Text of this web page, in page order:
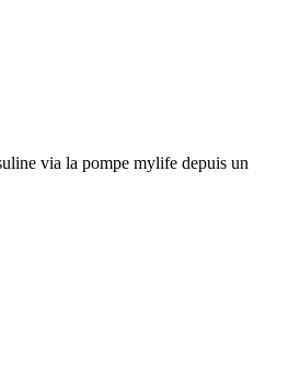
via la pompe mylife depuis un